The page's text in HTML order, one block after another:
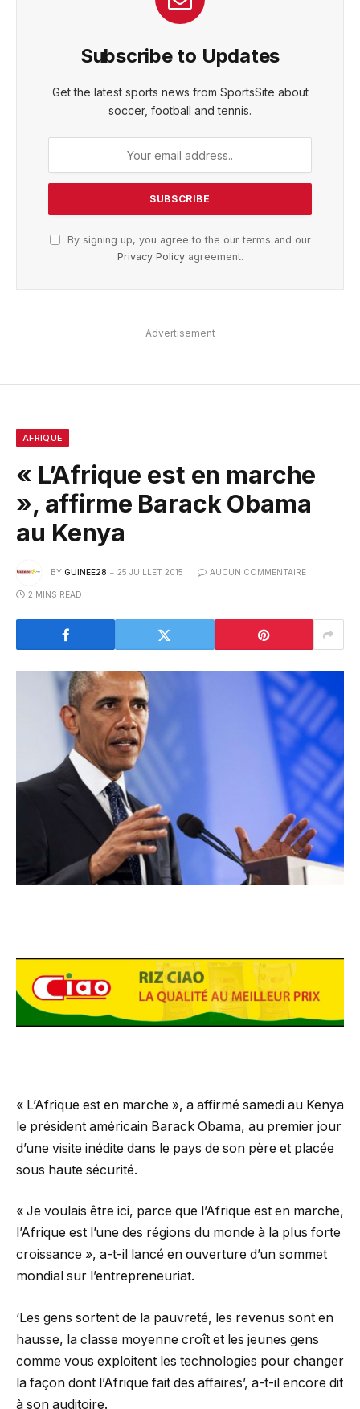
Subscribe to Updates
Get the latest sports news from SportsSite about
soccer, football and tennis.
By signing up, you agree to the our terms and our
Privacy Policyagreement.
Advertisement
AFRIQUE
« L’Afrique est en marche
», affirme Barack Obama
au Kenya
BY GUINEE28 25 JUILLET 2015 AUCUN COMMENTAIRE
2 MINS READ
« L’Afrique est en marche », a affirmé samedi au Kenya
le président américain Barack Obama, au premier jour
d’une visite inédite dans le pays de son père et placée
sous haute sécurité.
« Je voulais être ici, parce que l’Afrique est en marche,
l’Afrique est l’une des régions du monde à la plus forte
croissance », a-t-il lancé en ouverture d’un sommet
mondial sur l’entrepreneuriat.
‘Les gens sortent de la pauvreté, les revenus sont en
hausse, la classe moyenne croît et les jeunes gens
comme vous exploitent les technologies pour changer
la façon dont l’Afrique fait des affaires’, a-t-il encore dit
à son auditoire.